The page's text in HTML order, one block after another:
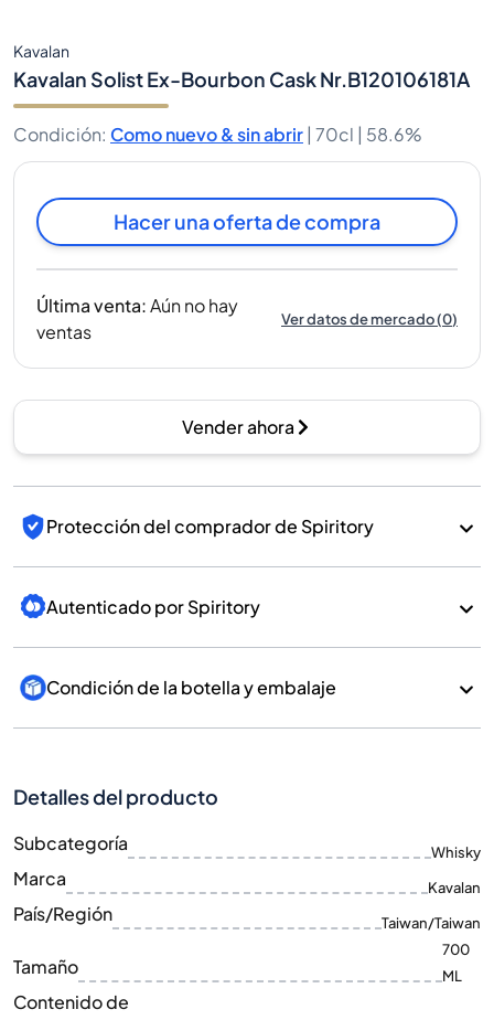
Kavalan
Kavalan Solist Ex-Bourbon Cask Nr.B120106181A
Condición: Como nuevo & sin abrir | 70cl | 58.6%
Hacer una oferta de compra
Última venta:Aún no hay
ventas
Ver datos de mercado(0)
Vender ahora
Protección del comprador de Spiritory
Autenticado por Spiritory
Condición de la botella y embalaje
Detalles del producto
Subcategoría Whisky
Marca Kavalan
País/Región Taiwan/Taiwan
Tamaño
700
ML
Contenido de